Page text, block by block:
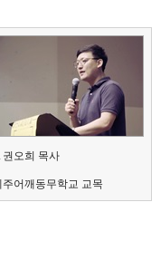
오희 목사
주어깨동무학교 교목